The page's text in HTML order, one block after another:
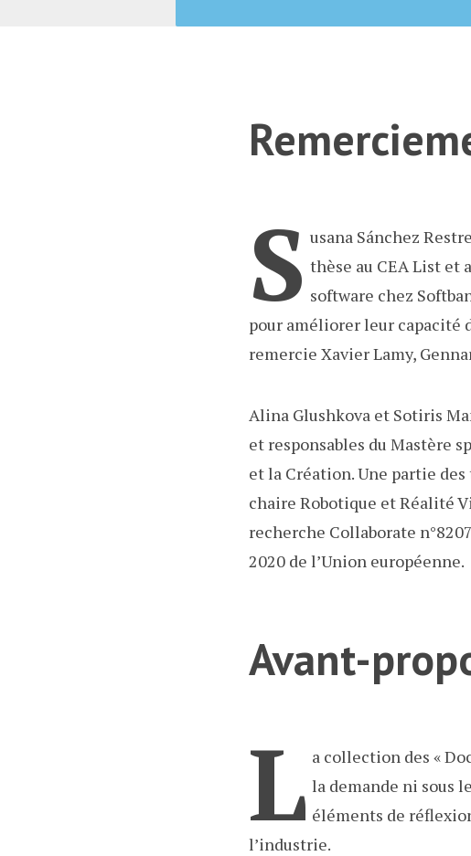
S usana Sánchez
thèse au CEA List et
software chez
pour améliorer leur capacité
remercie Xavier Lamy,
Alina Glushkova et Sotiris
et responsables du Mastère
et la Création. Une partie
chaire Robotique et Réalité
recherche Collaborate
2020 de l’Union européenne.
Avant-
L a collection des «
la demande ni sous
éléments de
l’industrie.